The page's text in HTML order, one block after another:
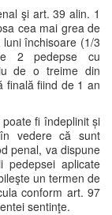
şi art. 39 alin. 1
cea mai grea de
închisoare (1/3
2 pedepse cu
de o treime din
finală fiind de 1 an
fi îndeplinit și
vedere că sunt
penal, va dispune
pedepsei aplicate
un termen de
conform art. 97
sentinţe.